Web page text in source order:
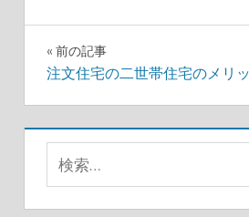
投
ナ
ビ
前の記事
注文住宅の二世帯住宅のメリ